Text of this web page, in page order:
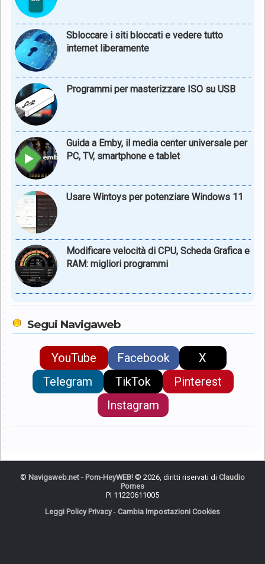
Sbloccare i siti bloccati e vedere tutto
internet liberamente
Programmi per masterizzare ISO su USB
Guida a Emby, il media center universale per
PC, TV, smartphone e tablet
Usare Wintoys per potenziare Windows 11
Modificare velocità di CPU, Scheda Grafica e
RAM: migliori programmi
Segui Navigaweb
YouTube Facebook
X
Telegram
TikTok
Pinterest
Instagram
© Navigaweb.net - Pom-HeyWEB! © 2026, diritti riservati di Claudio
Pomes
PI 11220611005
Leggi Policy Privacy- Cambia Impostazioni Cookies